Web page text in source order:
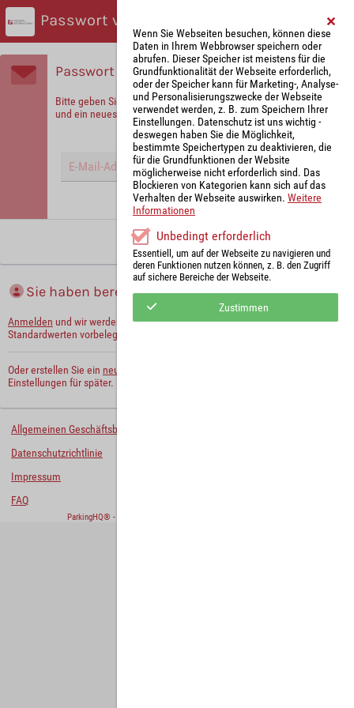
Passwort vergessen?
Sie haben bereits ein Konto?
Anmelden und wir werden die notwendigen Informationen mit Ihren
Standardwerten vorbelegen.
Oder erstellen Sie ein neues Benutzerkonto
Einstellungen für später.
Passwort vergessen?
Bitte geben Sie Ihre E-Mail-Adresse ein, um sich zu identifizieren
und ein neues Passwort zu erhalten!
Hinweis: Mit (*) gekennzeichnete Felder sind Pflichtfelder.
Neues Passwort anfordern
Allgemeinen Geschäftsbedingungen
Datenschutzrichtlinie
Impressum
FAQ
ParkingHQ® - eine Lösung von
Wenn Sie Webseiten besuchen, können diese
Daten in Ihrem Webbrowser speichern oder
abrufen. Dieser Speicher ist meistens für die
Grundfunktionalität der Webseite erforderlich,
oder der Speicher kann für Marketing-, Analyse-
und Personalisierungszwecke der Webseite
verwendet werden, z. B. zum Speichern Ihrer
Einstellungen. Datenschutz ist uns wichtig -
deswegen haben Sie die Möglichkeit,
bestimmte Speichertypen zu deaktivieren, die
für die Grundfunktionen der Website
möglicherweise nicht erforderlich sind. Das
Blockieren von Kategorien kann sich auf das
Verhalten der Webseite auswirken. Weitere
Informationen
Unbedingt erforderlich
Essentiell, um auf der Webseite zu navigieren und
deren Funktionen nutzen können, z. B. den Zugriff
auf sichere Bereiche der Webseite.
Zustimmen